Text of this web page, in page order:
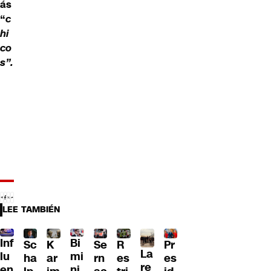
ás
“c
hi
co
s”.
LEE TAMBIÉN
Inf
lu
Sc
ha
K
ar
Bi
mi
Se
rn
R
es
La
re
Pr
es